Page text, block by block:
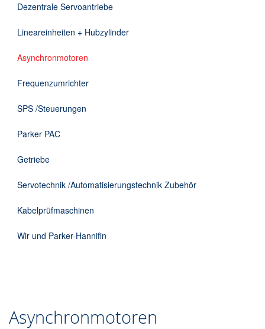
Dezentrale Servoantriebe
Lineareinheiten + Hubzylinder
Asynchronmotoren
Frequenzumrichter
SPS /Steuerungen
Parker PAC
Getriebe
Servotechnik /Automatisierungstechnik Zubehör
Kabelprüfmaschinen
Wir und Parker-Hannifin
Asynchronmotoren